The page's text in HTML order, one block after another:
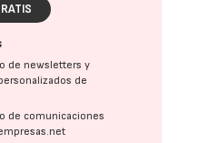
de newsletters y
de
de comunicaciones